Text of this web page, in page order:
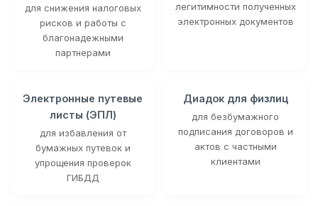
для снижения налоговых
рисков и работы с
благонадежными
партнерами
легитимности полученных
электронных документов
Электронные путевые
листы (ЭПЛ)
для избавления от
бумажных путевок и
упрощения проверок
ГИБДД
Диадок для физлиц
для безбумажного
подписания договоров и
актов с частными
клиентами